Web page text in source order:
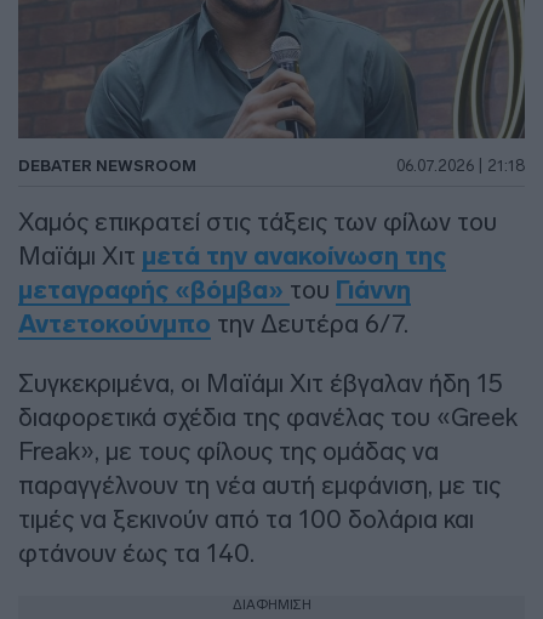
DEBATER NEWSROOM 06.07.2026 | 21:18
Χαμός επικρατεί στις τάξεις των φίλων του
Μαϊάμι Χιτ μετά την ανακοίνωση της
μεταγραφής «βόμβα» του Γιάννη
Αντετοκούνμπο την Δευτέρα 6/7.
Συγκεκριμένα, οι Μαϊάμι Χιτ έβγαλαν ήδη 15
διαφορετικά σχέδια της φανέλας του «Greek
Freak», με τους φίλους της ομάδας να
παραγγέλνουν τη νέα αυτή εμφάνιση, με τις
τιμές να ξεκινούν από τα 100 δολάρια και
φτάνουν έως τα 140.
ΔΙΑΦΗΜΙΣΗ